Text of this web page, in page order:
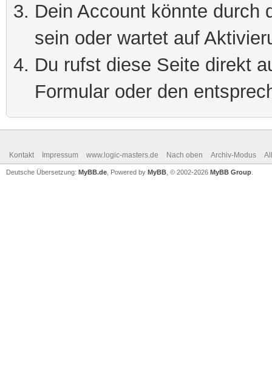
Dein Account könnte durch
sein oder wartet auf
Du rufst diese Seite direkt
Formular oder den
Kontakt Impressum www.logic-masters.de Nach oben Archiv-Modus
Deutsche Übersetzung: MyBB.de , Powered by MyBB , © 2002-2026 MyBB Group